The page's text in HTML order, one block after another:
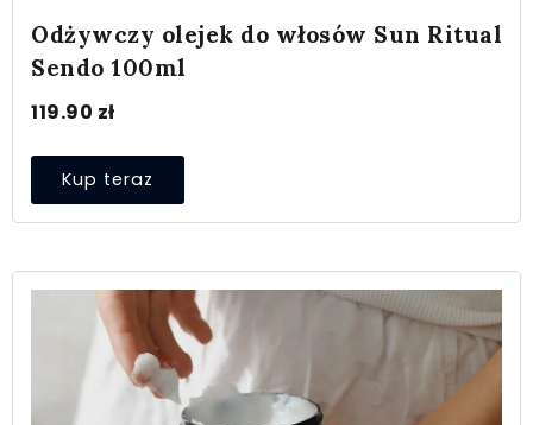
Odżywczy olejek do włosów Sun Ritual
Sendo 100ml
119.90 zł
Kup teraz